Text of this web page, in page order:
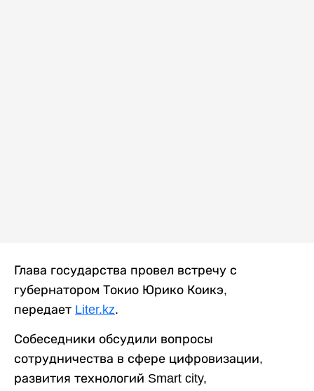
Глава государства провел встречу с
губернатором Токио Юрико Коикэ,
передает Liter.kz.
Собеседники обсудили вопросы
сотрудничества в сфере цифровизации,
развития технологий Smart city,